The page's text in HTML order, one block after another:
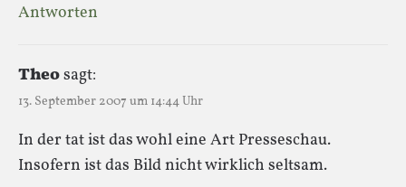
Antworten
Theosagt:
13. September 2007 um 14:44 Uhr
In der tat ist das wohl eine Art Presseschau.
Insofern ist das Bild nicht wirklich seltsam.